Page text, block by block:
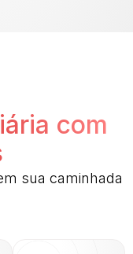
com
sua caminhada